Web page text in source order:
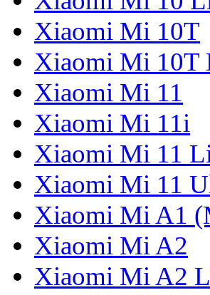
Xiaomi Mi 10T
Xiaomi Mi 10T
Xiaomi Mi 11
Xiaomi Mi 11i
Xiaomi Mi 11
Xiaomi Mi 11
Xiaomi Mi A1
Xiaomi Mi A2
Xiaomi Mi A2